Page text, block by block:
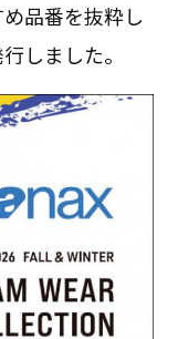
品番を抜粋し
しました。